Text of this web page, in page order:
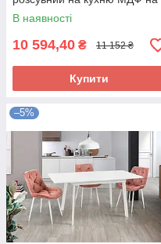
металевих ніжках Річард
В наявності
10 594,40 ₴ 11 152 ₴
Купити
–5%